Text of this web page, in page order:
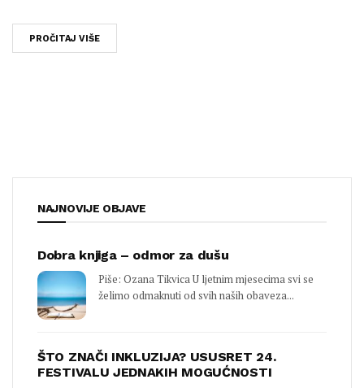
PROČITAJ VIŠE
NAJNOVIJE OBJAVE
Dobra knjiga – odmor za dušu
Piše: Ozana Tikvica U ljetnim mjesecima svi se
želimo odmaknuti od svih naših obaveza...
ŠTO ZNAČI INKLUZIJA? USUSRET 24.
FESTIVALU JEDNAKIH MOGUĆNOSTI